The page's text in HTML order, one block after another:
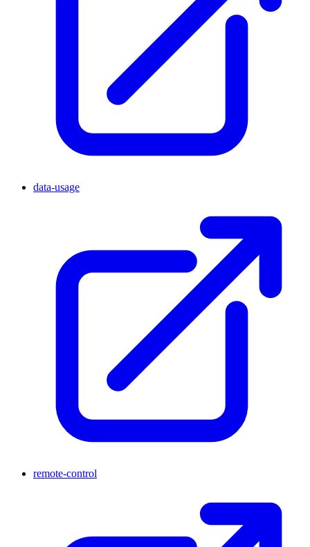
data-usage
remote-control